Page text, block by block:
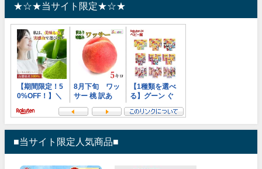
★☆★当サイト限定★☆★
■当サイト限定人気商品■